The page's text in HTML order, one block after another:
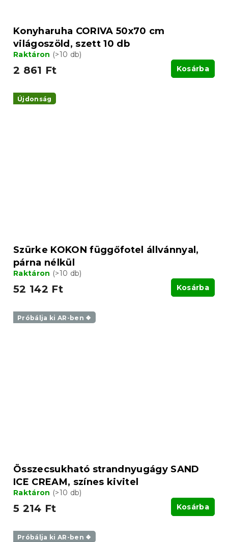
Konyharuha CORIVA 50x70 cm
világoszöld, szett 10 db
Raktáron (>10 db)
2 861 Ft Kosárba
Újdonság
Szürke KOKON függőfotel állvánnyal,
párna nélkül
Raktáron (>10 db)
52 142 Ft Kosárba
Próbálja ki AR-ben ❖
Összecsukható strandnyugágy SAND
ICE CREAM, színes kivitel
Raktáron (>10 db)
5 214 Ft Kosárba
Próbálja ki AR-ben ❖